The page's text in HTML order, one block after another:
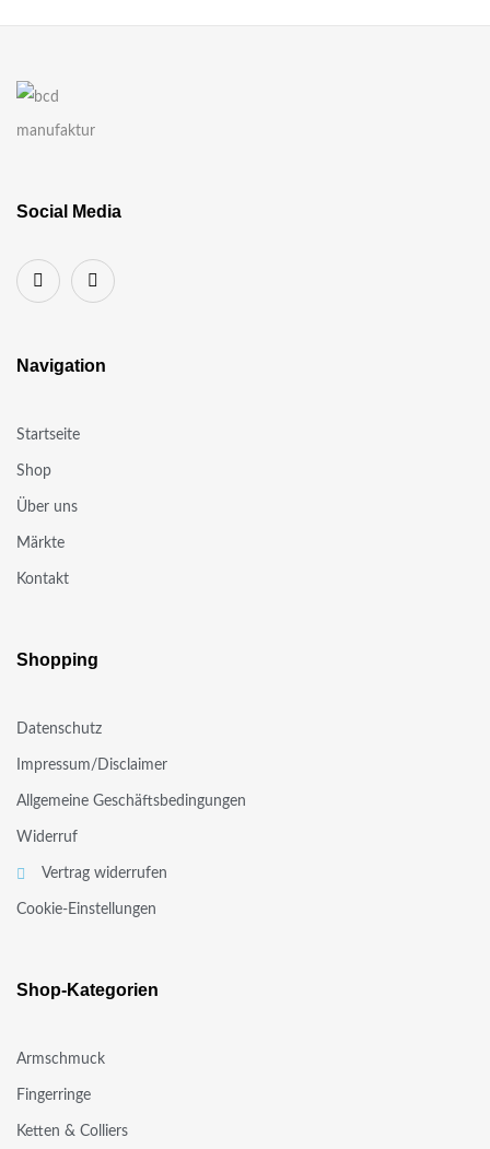
Social Media
Navigation
Startseite
Shop
Über uns
Märkte
Kontakt
Shopping
Datenschutz
Impressum/Disclaimer
Allgemeine Geschäftsbedingungen
Widerruf
Vertrag widerrufen
Cookie-Einstellungen
Shop-Kategorien
Armschmuck
Fingerringe
Ketten & Colliers